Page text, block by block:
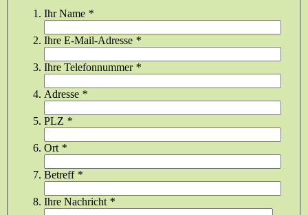
Ihr Name *
Ihre E-Mail-Adresse *
Ihre Telefonnummer *
Adresse *
PLZ *
Ort *
Betreff *
Ihre Nachricht *